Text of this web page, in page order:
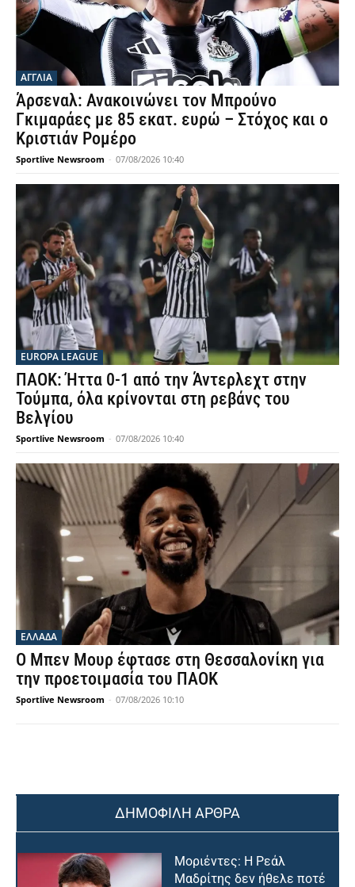
ΑΓΓΛΙΑ
Άρσεναλ: Ανακοινώνει τον Μπρούνο
Γκιμαράες με 85 εκατ. ευρώ – Στόχος και ο
Κριστιάν Ρομέρο
Sportlive Newsroom - 07/08/2026 10:40
EUROPA LEAGUE
ΠΑΟΚ: Ήττα 0-1 από την Άντερλεχτ στην
Τούμπα, όλα κρίνονται στη ρεβάνς του
Βελγίου
Sportlive Newsroom - 07/08/2026 10:40
ΕΛΛΑΔΑ
Ο Μπεν Μουρ έφτασε στη Θεσσαλονίκη για
την προετοιμασία του ΠΑΟΚ
Sportlive Newsroom - 07/08/2026 10:10
ΔΗΜΟΦΙΛΗ ΑΡΘΡΑ
Μοριέντες: Η Ρεάλ
Μαδρίτης δεν ήθελε ποτέ